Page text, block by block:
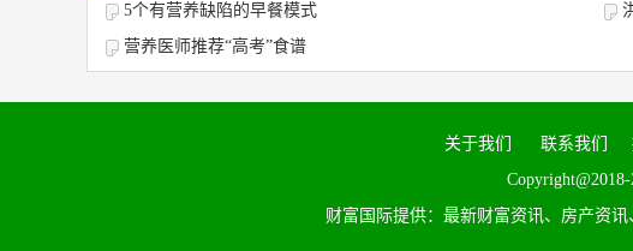
5个有营养缺陷的早餐模式
营养医师推荐“高考”食谱
关于我们 联系我们
财富国际提供：最新财富资讯、房产资